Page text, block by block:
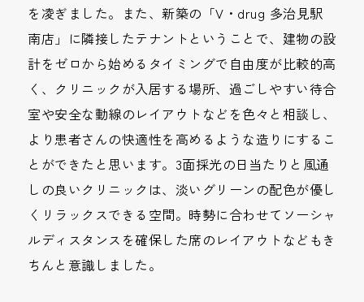
を凌ぎました。また、新築の「V・drug 多治見駅
南店」に隣接したテナントということで、建物の設
計をゼロから始めるタイミングで自由度が比較的高
く、クリニックが入居する場所、過ごしやすい待合
室や安全な動線のレイアウトなどを色々と相談し、
より患者さんの快適性を高めるような造りにするこ
とができたと思います。3面採光の日当たりと風通
しの良いクリニックは、淡いグリーンの配色が優し
くリラックスできる空間。時勢に合わせてソーシャ
ルディスタンスを確保した席のレイアウトなどもき
ちんと意識しました。